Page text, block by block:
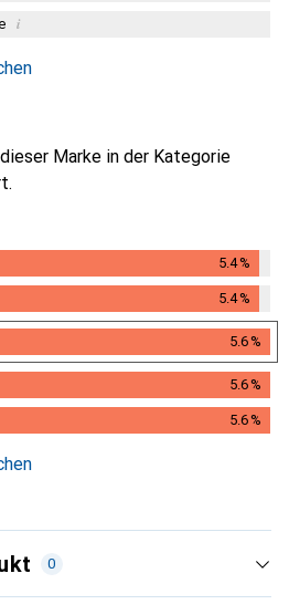
i
Marke in der Kategorie
5.4%
5.4%
5.6%
5.6%
5.6%
0